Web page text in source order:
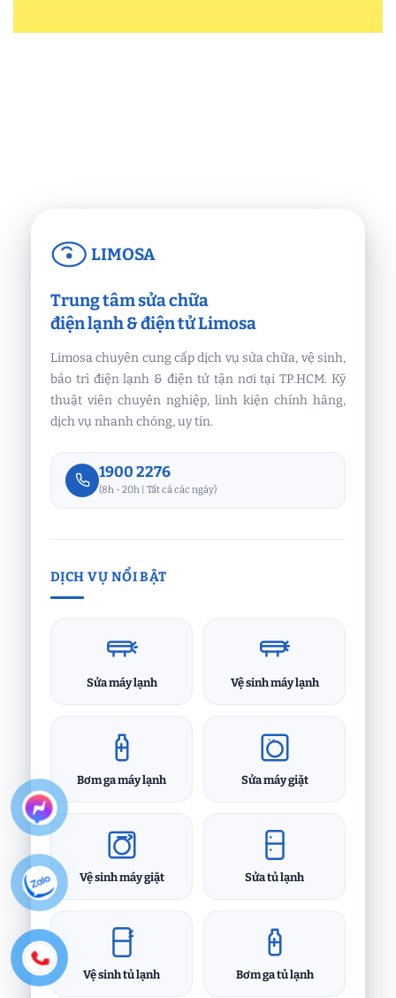
LIMOSA
Trung tâm sửa chữa
điện lạnh & điện tử Limosa
Limosa chuyên cung cấp dịch vụ sửa chữa, vệ sinh,
bảo trì điện lạnh & điện tử tận nơi tại TP.HCM. Kỹ
thuật viên chuyên nghiệp, linh kiện chính hãng,
dịch vụ nhanh chóng, uy tín.
1900 2276
(8h - 20h | Tất cả các ngày)
DỊCH VỤ NỔI BẬT
Sửa máy lạnh Vệ sinh máy lạnh
Bơm ga máy lạnh Sửa máy giặt
Vệ sinh máy giặt Sửa tủ lạnh
Vệ sinh tủ lạnh Bơm ga tủ lạnh